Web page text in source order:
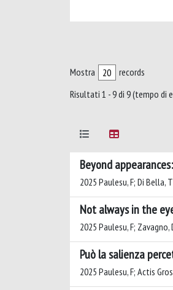
Mostra
records
Risultati 1 - 9 di 9 (tempo di
Beyond
2025 Paulesu, F; Di Bella,
Not always in the
2025 Paulesu, F; Zavagno,
Può la salienza
2025 Paulesu, F; Actis